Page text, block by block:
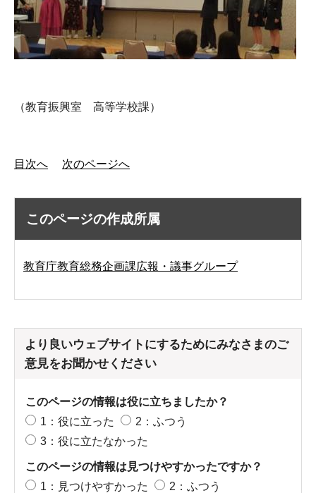
（教育振興室 高等学校課）
目次へ 次のページへ
このページの作成所属
教育庁教育総務企画課広報・議事グループ
より良いウェブサイトにするためにみなさまのご
意見をお聞かせください
このページの情報は役に立ちましたか？
1：役に立った
2：ふつう
3：役に立たなかった
このページの情報は見つけやすかったですか？
1：見つけやすかった
2：ふつう